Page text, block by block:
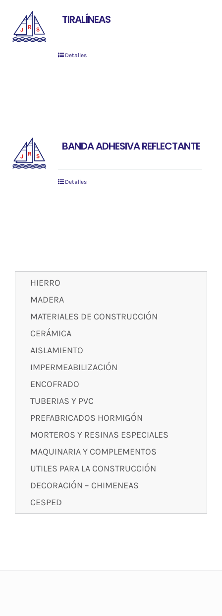
TIRALÍNEAS
Detalles
BANDA ADHESIVA REFLECTANTE
Detalles
HIERRO
MADERA
MATERIALES DE CONSTRUCCIÓN
CERÁMICA
AISLAMIENTO
IMPERMEABILIZACIÓN
ENCOFRADO
TUBERIAS Y PVC
PREFABRICADOS HORMIGÓN
MORTEROS Y RESINAS ESPECIALES
MAQUINARIA Y COMPLEMENTOS
UTILES PARA LA CONSTRUCCIÓN
DECORACIÓN – CHIMENEAS
CESPED